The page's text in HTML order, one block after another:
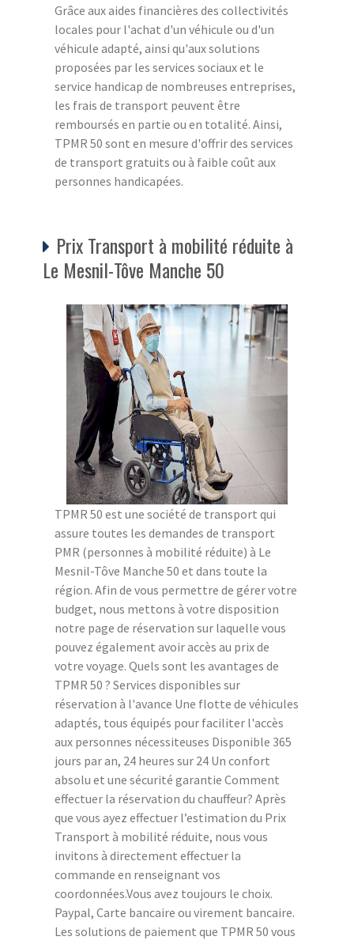
Grâce aux aides financières des collectivités
locales pour l'achat d'un véhicule ou d'un
véhicule adapté, ainsi qu'aux solutions
proposées par les services sociaux et le
service handicap de nombreuses entreprises,
les frais de transport peuvent être
remboursés en partie ou en totalité. Ainsi,
TPMR 50 sont en mesure d'offrir des services
de transport gratuits ou à faible coût aux
personnes handicapées.
Prix Transport à mobilité réduite à
Le Mesnil-Tôve Manche 50
TPMR 50 est une société de transport qui
assure toutes les demandes de transport
PMR (personnes à mobilité réduite) à Le
Mesnil-Tôve Manche 50 et dans toute la
région. Afin de vous permettre de gérer votre
budget, nous mettons à votre disposition
notre page de réservation sur laquelle vous
pouvez également avoir accès au prix de
votre voyage. Quels sont les avantages de
TPMR 50 ? Services disponibles sur
réservation à l'avance Une flotte de véhicules
adaptés, tous équipés pour faciliter l'accès
aux personnes nécessiteuses Disponible 365
jours par an, 24 heures sur 24 Un confort
absolu et une sécurité garantie Comment
effectuer la réservation du chauffeur? Après
que vous ayez effectuer l’estimation du Prix
Transport à mobilité réduite, nous vous
invitons à directement effectuer la
commande en renseignant vos
coordonnées.Vous avez toujours le choix.
Paypal, Carte bancaire ou virement bancaire.
Les solutions de paiement que TPMR 50 vous